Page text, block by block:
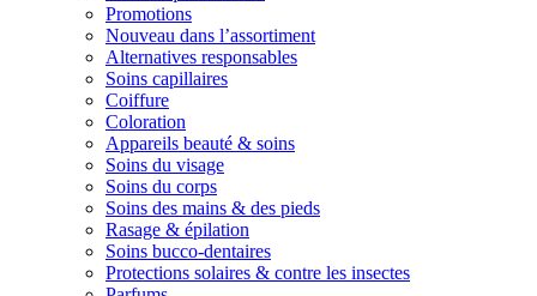
Promotions
Nouveau dans l’assortiment
Alternatives responsables
Soins capillaires
Coiffure
Coloration
Appareils beauté & soins
Soins du visage
Soins du corps
Soins des mains & des pieds
Rasage & épilation
Soins bucco-dentaires
Protections solaires & contre les insectes